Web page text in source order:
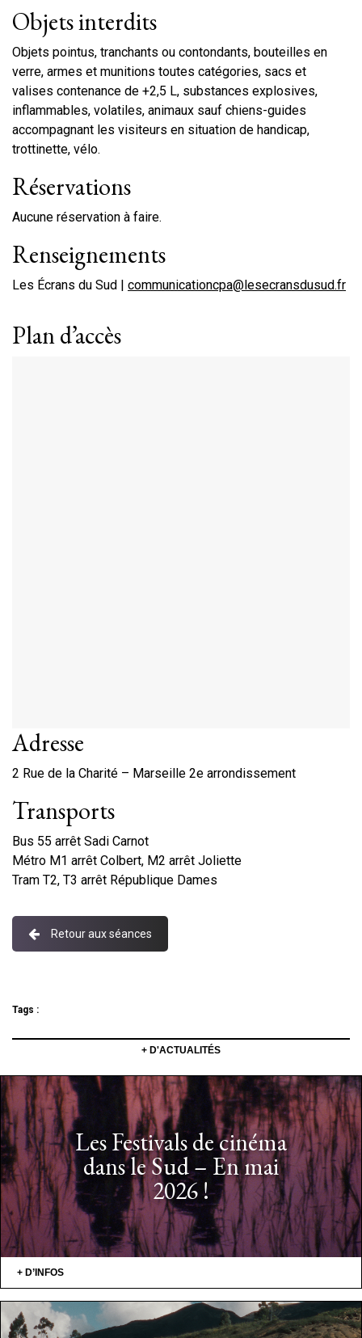
Objets interdits
Objets pointus, tranchants ou contondants, bouteilles en
verre, armes et munitions toutes catégories, sacs et
valises contenance de +2,5 L, substances explosives,
inflammables, volatiles, animaux sauf chiens-guides
accompagnant les visiteurs en situation de handicap,
trottinette, vélo.
Réservations
Aucune réservation à faire.
Renseignements
Les Écrans du Sud | communicationcpa@lesecransdusud.fr
Plan d’accès
Adresse
2 Rue de la Charité – Marseille 2e arrondissement
Transports
Bus 55 arrêt Sadi Carnot
Métro M1 arrêt Colbert, M2 arrêt Joliette
Tram T2, T3 arrêt République Dames
Retour aux séances
Tags :
+ D'ACTUALITÉS
Les Festivals de cinéma
dans le Sud – En mai
2026 !
+ D’INFOS